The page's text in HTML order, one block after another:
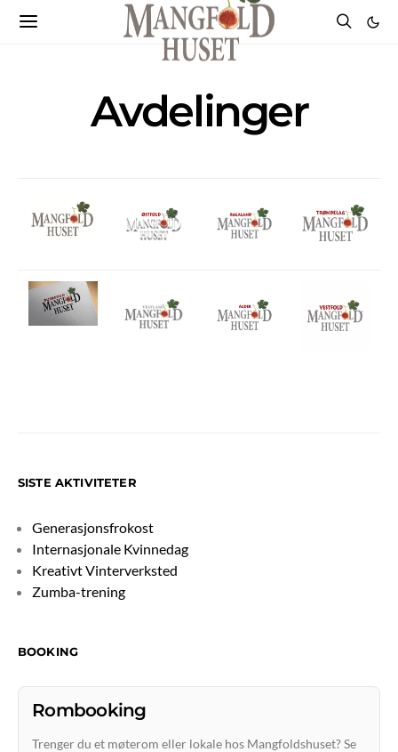
Avdelinger
SISTE AKTIVITETER
Generasjonsfrokost
Internasjonale Kvinnedag
Kreativt Vinterverksted
Zumba-trening
BOOKING
Rombooking
Trenger du et møterom eller lokale hos Mangfoldshuset? Se